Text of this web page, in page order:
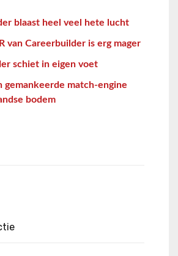
blaast heel veel hete lucht
van Careerbuilder is erg mager
schiet in eigen voet
gemankeerde match-engine
bodem